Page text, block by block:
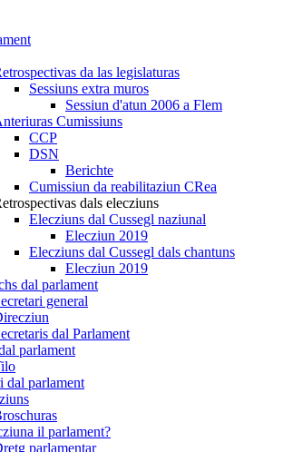
da las legislaturas
Sessiuns extra muros
Sessiun d'atun 2006 a Flem
Cumissiuns
CCP
DSN
Berichte
Cumissiun da reabilitaziun CRea
dals elecziuns
Elecziuns dal Cussegl naziunal
Elecziun 2019
Elecziuns dal Cussegl dals chantuns
Elecziun 2019
dal parlament
general
dal Parlament
parlament
dal parlament
il parlament?
parlamentar